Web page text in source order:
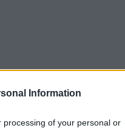
Information
of your personal or